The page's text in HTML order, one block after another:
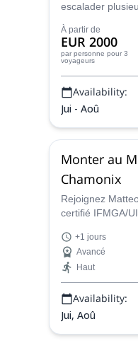
escalader
Zumsteinspitze,
d'autres !
À partir de
EUR 2000
par personne pour 3
voyageurs
Availability:
Jui - Aoû
Monter au
Chamonix
Rejoignez
certifié IFMGA/
mètres) depuis
plus haut
+1 jours
Avancé
Haut
Availability:
Jui, Aoû